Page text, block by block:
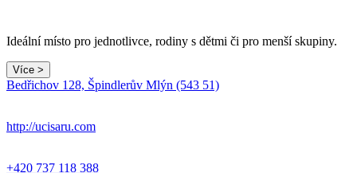
Ideální místo pro jednotlivce, rodiny s dětmi či pro menší skupiny.
Více >
Bedřichov 128, Špindlerův Mlýn (543 51)
http://ucisaru.com
+420 737 118 388